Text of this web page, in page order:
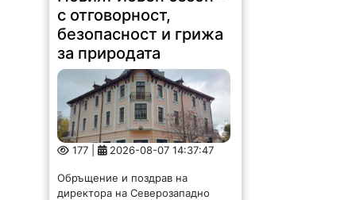
с отговорност,
безопасност и грижа
за природата
177 | 2026-08-07 14:37:47
Обръщение и поздрав на
директора на Северозападно